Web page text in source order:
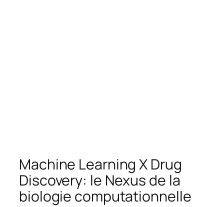
Machine Learning X Drug
Discovery: le Nexus de la
biologie computationnelle